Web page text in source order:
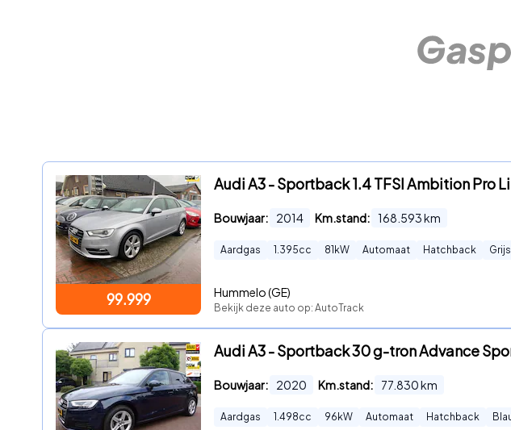
99.999
Audi A3 - Sportback 1.4 TFSI Ambition Pro
Bouwjaar: 2014 Km.stand: 168.593km
Aardgas 1.395cc 81 kW Automaat Hatchback Grijs
Hummelo (GE)
Bekijk deze auto op: AutoTrack
Audi A3 - Sportback 30 g-tron Advance
Bouwjaar: 2020 Km.stand: 77.830km
Aardgas 1.498cc 96 kW Automaat Hatchback